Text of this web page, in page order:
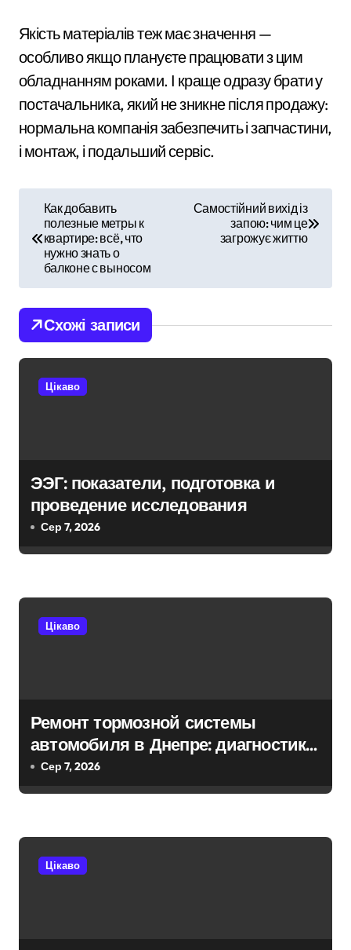
Якість матеріалів теж має значення —
особливо якщо плануєте працювати з цим
обладнанням роками. І краще одразу брати у
постачальника, який не зникне після продажу:
нормальна компанія забезпечить і запчастини,
і монтаж, і подальший сервіс.
і
г
а
а
п
и
Как добавить
полезные метры к
квартире: всё, что
нужно знать о
балконе с выносом
Самостійний вихід із
запою: чим це
загрожує життю
Схожі записи
Цікаво
ЭЭГ: показатели, подготовка и
проведение исследования
Сер 7, 2026
Цікаво
Ремонт тормозной системы
автомобиля в Днепре: диагностика,
обслуживание и замена деталей
Сер 7, 2026
Цікаво